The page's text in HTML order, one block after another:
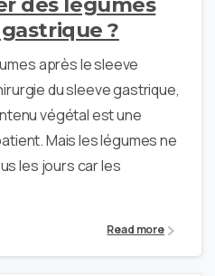
?
après le sleeve
du sleeve gastrique,
végétal est une
Mais les légumes ne
les jours car les
Read more